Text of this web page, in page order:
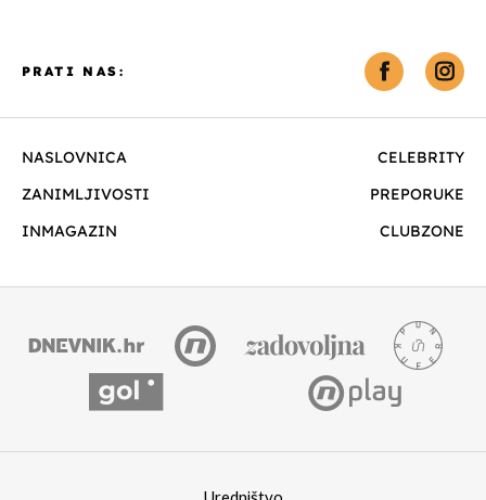
NASLOVNICA
CELEBRITY
ZANIMLJIVOSTI
PREPORUKE
INMAGAZIN
CLUBZONE
PRATI NAS: